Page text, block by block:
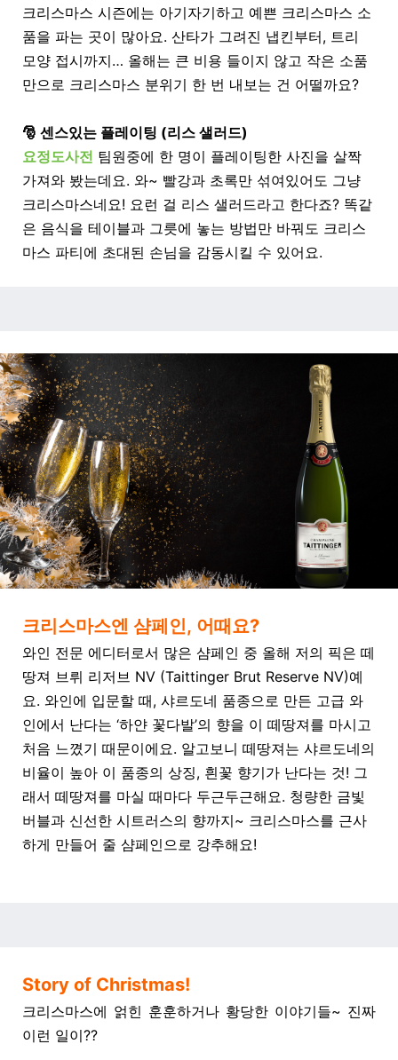
크리스마스 시즌에는 아기자기하고 예쁜 크리스마스 소
품을 파는 곳이 많아요. 산타가 그려진 냅킨부터, 트리
모양 접시까지… 올해는 큰 비용 들이지 않고 작은 소품
만으로 크리스마스 분위기 한 번 내보는 건 어떨까요?
🎅 센스있는 플레이팅 (리스 샐러드)
요정도사전 팀원중에 한 명이 플레이팅한 사진을 살짝
가져와 봤는데요. 와~ 빨강과 초록만 섞여있어도 그냥
크리스마스네요! 요런 걸 리스 샐러드라고 한다죠? 똑같
은 음식을 테이블과 그릇에 놓는 방법만 바꿔도 크리스
마스 파티에 초대된 손님을 감동시킬 수 있어요.
크리스마스엔 샴페인, 어때요?
와인 전문 에디터로서 많은 샴페인 중 올해 저의 픽은 떼
땅져 브뤼 리저브 NV (Taittinger Brut Reserve NV)예
요. 와인에 입문할 때, 샤르도네 품종으로 만든 고급 와
인에서 난다는 ‘하얀 꽃다발’의 향을 이 떼땅져를 마시고
처음 느꼈기 때문이에요. 알고보니 떼땅져는 샤르도네의
비율이 높아 이 품종의 상징, 흰꽃 향기가 난다는 것! 그
래서 떼땅져를 마실 때마다 두근두근해요. 청량한 금빛
버블과 신선한 시트러스의 향까지~ 크리스마스를 근사
하게 만들어 줄 샴페인으로 강추해요!
Story of Christmas!
크리스마스에 얽힌 훈훈하거나 황당한 이야기들~ 진짜
이런 일이??